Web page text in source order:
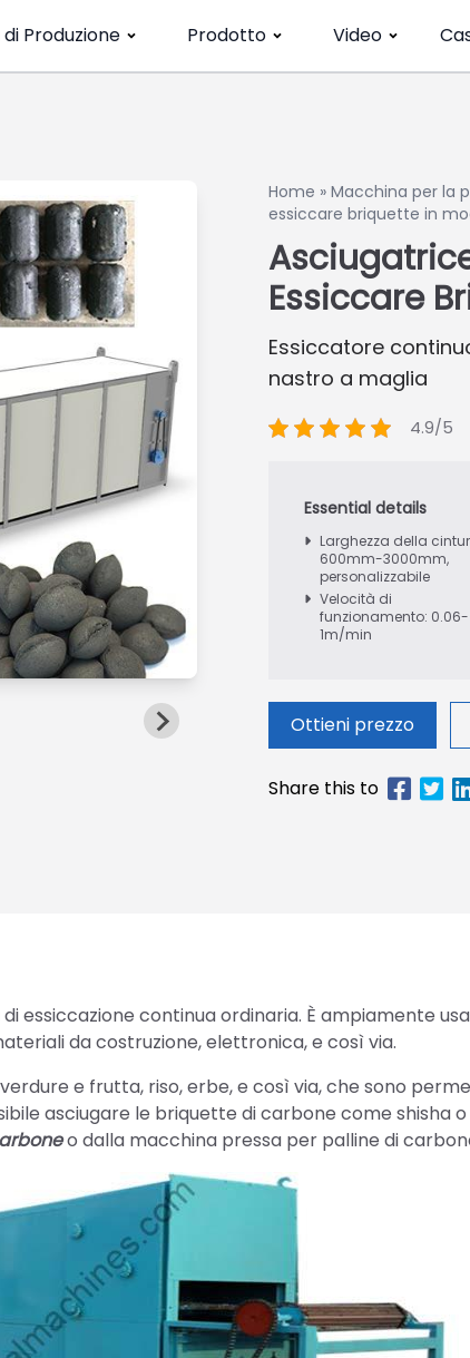
di Produzione Prodotto Video
Home » Macchina per la
essiccare briquette in
Essiccare
Essiccatore
nastro a maglia
4.9/5
Larghezza della
600mm-3000mm,
personalizzabile
Velocità di
funzionamento: 0.06-
1m/min
Ottieni prezzo
essiccazione continua ordinaria. È ampiamente
da costruzione, elettronica, e così via.
e frutta, riso, erbe, e così via, che sono
asciugare le briquette di carbone come shisha
o dalla macchina pressa per palline di